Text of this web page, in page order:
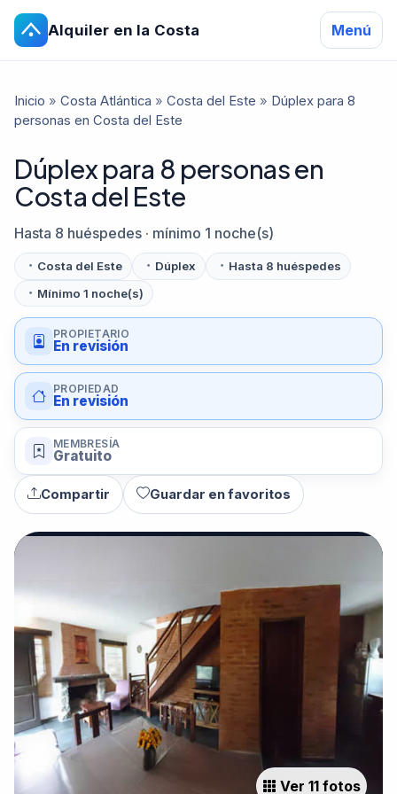
Alquiler en la Costa Menú
Inicio » Costa Atlántica » Costa del Este » Dúplex para 8
personas en Costa del Este
Dúplex para 8 personas en
Costa del Este
Hasta 8 huéspedes · mínimo 1 noche(s)
Costa del Este Dúplex
Hasta 8 huéspedes
Mínimo 1 noche(s)
PROPIETARIO
En revisión
PROPIEDAD
En revisión
MEMBRESÍA
Gratuito
Compartir Guardar en favoritos
Ver 11 fotos